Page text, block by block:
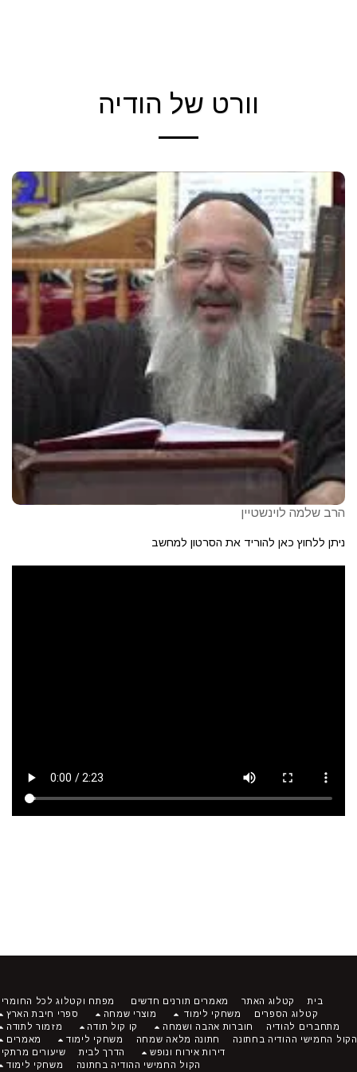
וורט של הודיה
הרב שלמה לוינשטיין
ניתן ללחוץ כאן להוריד את הסרטון למחשב
בית קטלוג האתר מאמרים תורנים חדשים
מפתח וקטלוג לכל החומרים
קטלוג הספרים
משחקי לימוד מוצרי שמחה
ספרי חיבת הארץ
מתחברים להודיה
חוברות אהבה ושמחה קו קול תודה
מזמור לתודה
החמישי ההודיה בחתונה
חתונה מלאה שמחה משחקי לימוד
מאמרים
דירות אירוח ונופש
הדרך לבית
שיעורים מרתקים
הקול החמישי ההודיה בחתונה
משחקי לימוד